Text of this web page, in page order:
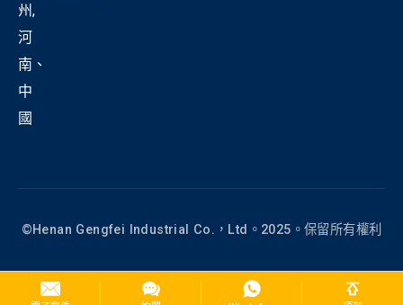
州,
河
南、
中
國
©Henan Gengfei Industrial Co.，Ltd。2025。保留所有權利